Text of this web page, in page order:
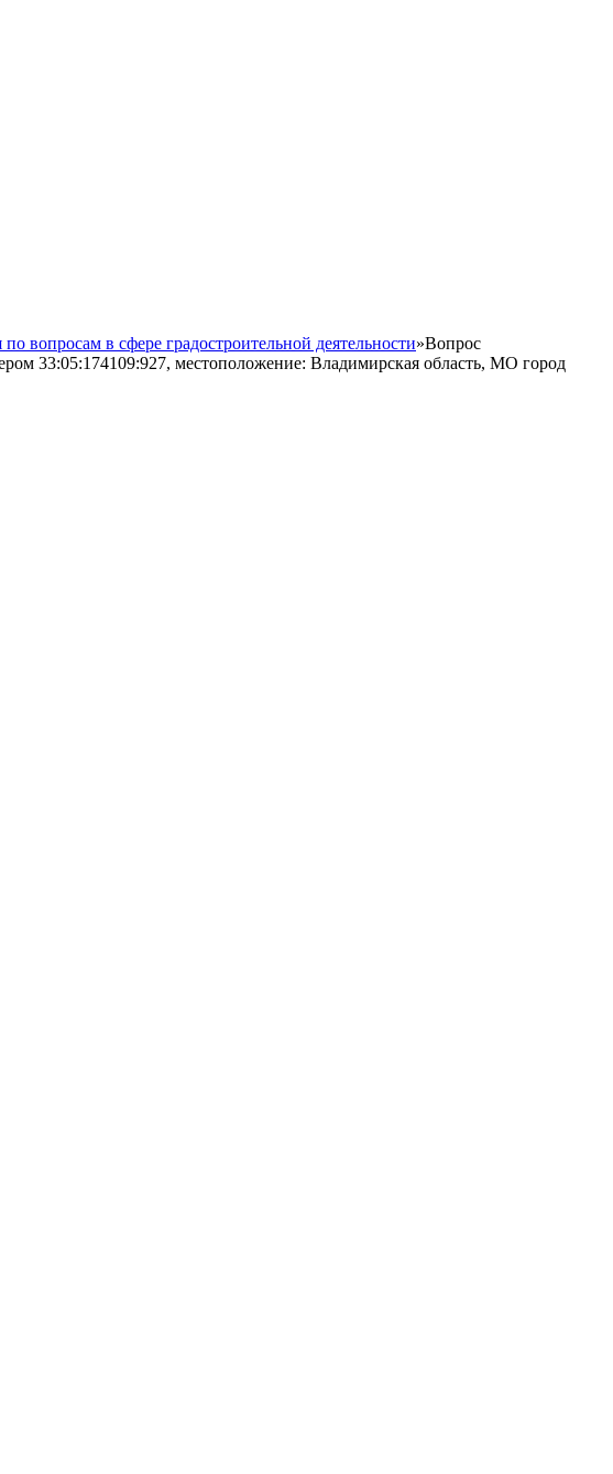
вопросам в сфере градостроительной деятельности»Вопрос
33:05:174109:927, местоположение: Владимирская область, МО город